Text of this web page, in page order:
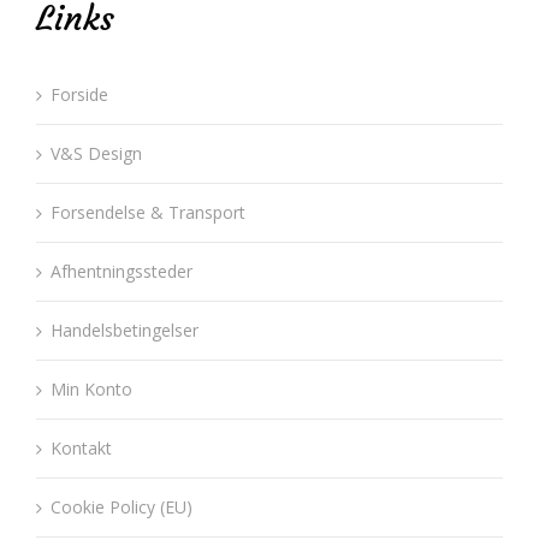
Links
Forside
V&S Design
Forsendelse & Transport
Afhentningssteder
Handelsbetingelser
Min Konto
Kontakt
Cookie Policy (EU)